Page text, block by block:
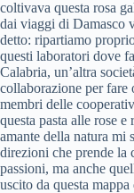
coltivava questa rosa
dai viaggi di Damasco
detto: ripartiamo
questi laboratori dove
Calabria, un’altra
collaborazione per fare
membri delle
questa pasta alle rose
amante della natura mi
direzioni che prende la
passioni, ma anche
uscito da questa